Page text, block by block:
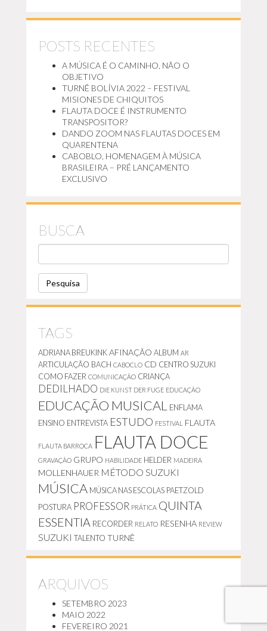
POSTS RECENTES
A MÚSICA É O CAMINHO, NÃO O
OBJETIVO
TURNÊ BOLÍVIA 2022 – FESTIVAL
MISIONES DE CHIQUITOS
FLAUTA DOCE É INSTRUMENTO
TRANSPOSITOR?
DANDO ZOOM NAS FLAUTAS DOCES EM
QUARENTENA
CABOBLO, HOMENAGEM À MÚSICA
BRASILEIRA – PRÉ LANÇAMENTO
EXCLUSIVO
BUSCA
P
E
S
U
I
A
TAGS
ADRIANA BREUKINKAFINAÇÃO ALBUM AR
ARTICULAÇÃO BACH CABOCLO CD CENTRO SUZUKI
COMO FAZER COMUNICAÇÃO CRIANÇA
DEDILHADO DIE KUNST DER FUGE EDUCAÇÃO
EDUCAÇÃO MUSICAL
ENFLAMA
ENSINO ENTREVISTA ESTUDO FESTIVAL FLAUTA
FLAUTA BARROCA FLAUTA DOCE
GRAVAÇÃO GRUPO HABILIDADE HELDER MADEIRA
MOLLENHAUER MÉTODO SUZUKI
MÚSICA MÚSICA NAS ESCOLAS PAETZOLD
POSTURA PROFESSOR PRÁTICA QUINTA
ESSENTIA RECORDER RELATO RESENHA REVIEW
SUZUKI TALENTO TURNÊ
ARQUIVOS
SETEMBRO 2023
MAIO 2022
FEVEREIRO 2021